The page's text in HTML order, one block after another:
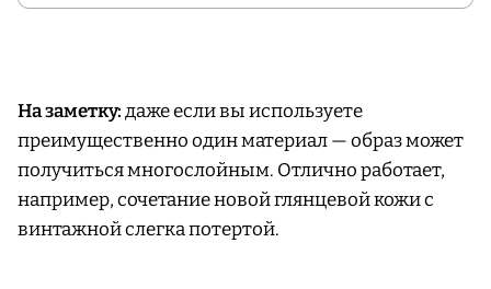
На заметку:даже если вы используете
преимущественно один материал — образ может
получиться многослойным. Отлично работает,
например, сочетание новой глянцевой кожи с
винтажной слегка потертой.